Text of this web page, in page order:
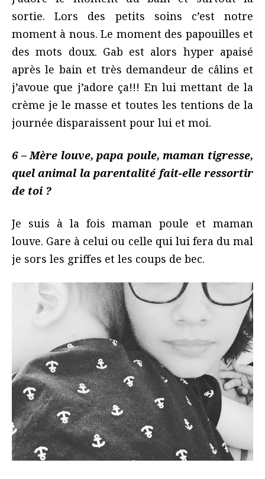
sortie. Lors des petits soins c’est notre
moment à nous. Le moment des papouilles et
des mots doux. Gab est alors hyper apaisé
après le bain et très demandeur de câlins et
j’avoue que j’adore ça!!! En lui mettant de la
crème je le masse et toutes les tentions de la
journée disparaissent pour lui et moi.
6 – Mère louve, papa poule, maman tigresse,
quel animal la parentalité fait-elle ressortir
de toi ?
Je suis à la fois maman poule et maman
louve. Gare à celui ou celle qui lui fera du mal
je sors les griffes et les coups de bec.